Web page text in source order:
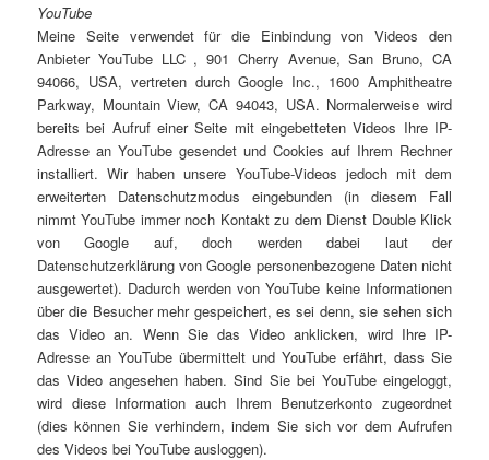
YouTube
Meine Seite verwendet für die Einbindung von Videos den
Anbieter YouTube LLC , 901 Cherry Avenue, San Bruno, CA
94066, USA, vertreten durch Google Inc., 1600 Amphitheatre
Parkway, Mountain View, CA 94043, USA. Normalerweise wird
bereits bei Aufruf einer Seite mit eingebetteten Videos Ihre IP-
Adresse an YouTube gesendet und Cookies auf Ihrem Rechner
installiert. Wir haben unsere YouTube-Videos jedoch mit dem
erweiterten Datenschutzmodus eingebunden (in diesem Fall
nimmt YouTube immer noch Kontakt zu dem Dienst Double Klick
von Google auf, doch werden dabei laut der
Datenschutzerklärung von Google personenbezogene Daten nicht
ausgewertet). Dadurch werden von YouTube keine Informationen
über die Besucher mehr gespeichert, es sei denn, sie sehen sich
das Video an. Wenn Sie das Video anklicken, wird Ihre IP-
Adresse an YouTube übermittelt und YouTube erfährt, dass Sie
das Video angesehen haben. Sind Sie bei YouTube eingeloggt,
wird diese Information auch Ihrem Benutzerkonto zugeordnet
(dies können Sie verhindern, indem Sie sich vor dem Aufrufen
des Videos bei YouTube ausloggen).